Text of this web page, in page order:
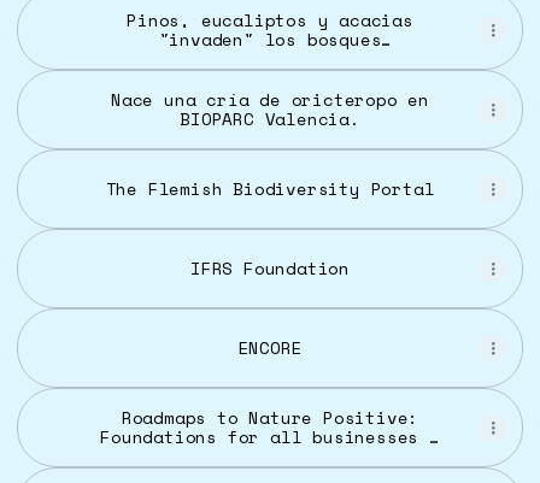
Pinos, eucaliptos y acacias
"invaden" los bosques
futuro
Nace una cría de oricteropo en
BIOPARC Valencia.
The Flemish Biodiversity Portal
IFRS Foundation
ENCORE
Roadmaps to Nature Positive:
Foundations for all businesses |